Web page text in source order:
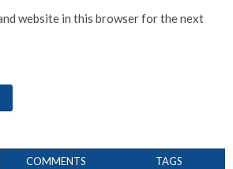
website in this browser for the next
COMMENTS TAGS